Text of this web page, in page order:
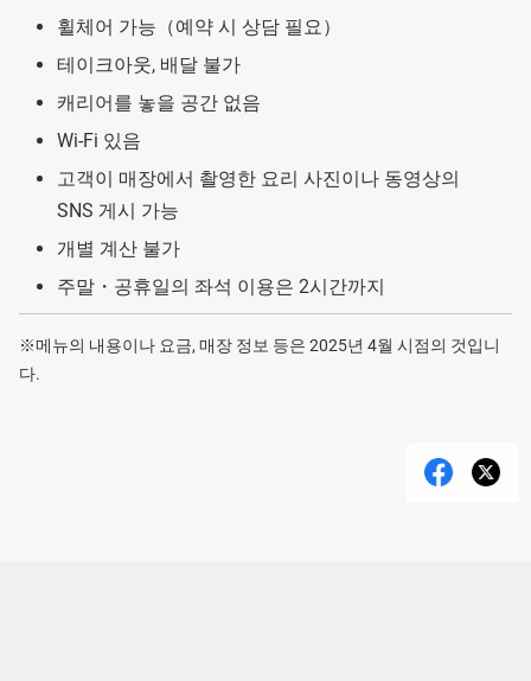
휠체어 가능（예약 시 상담 필요）
테이크아웃, 배달 불가
캐리어를 놓을 공간 없음
Wi-Fi 있음
고객이 매장에서 촬영한 요리 사진이나 동영상의
SNS 게시 가능
개별 계산 불가
주말・공휴일의 좌석 이용은 2시간까지
※메뉴의 내용이나 요금, 매장 정보 등은 2025년 4월 시점의 것입니
다.